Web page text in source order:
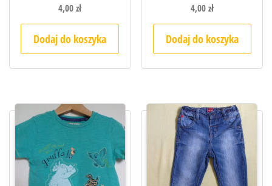
4,00zł
Dodaj do koszyka
4,00zł
Dodaj do koszyka